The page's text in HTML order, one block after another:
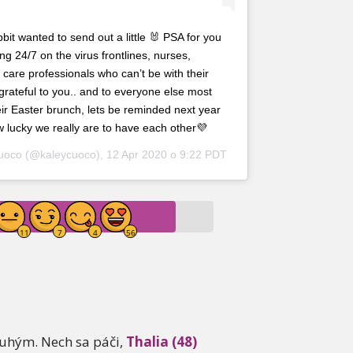
wanted to send out a little 🐰 PSA for you
24/7 on the virus frontlines, nurses,
professionals who can’t be with their
to you.. and to everyone else most
Easter brunch, lets be reminded next year
lucky we really are to have each other💜
(@kaleycuoco), 12 Apr 2020 o 9:22 PDT
Nech sa páči, Thalia (48)